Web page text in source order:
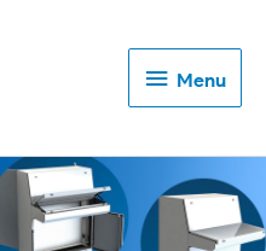
Menu
Menu